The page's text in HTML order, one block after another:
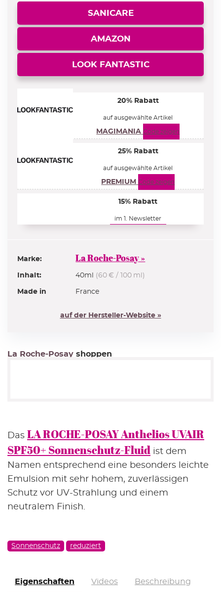
SANICARE
AMAZON
LOOK FANTASTIC
20% Rabatt
auf ausgewählte Artikel
MAGIMANIA Code zeigen
25% Rabatt
auf ausgewählte Artikel
PREMIUM Code zeigen
15% Rabatt
im 1. Newsletter
ab 55€ Bestellwert
ZUR ANMELDUNG
Gratiszugaben
ZUR AUSWAHL
ZUR ANMELDUNG
Marke: La Roche-Posay »
Inhalt: 40ml (60 € / 100 ml)
Made in France
auf der Hersteller-Website »
La Roche-Posay shoppen
Das LA ROCHE-POSAY Anthelios UVAIR
SPF50+ Sonnenschutz-Fluid ist dem
Namen entsprechend eine besonders leichte
Emulsion mit sehr hohem, zuverlässigen
Schutz vor UV-Strahlung und einem
neutralem Finish.
Sonnenschutz reduziert
Eigenschaften Videos Beschreibung